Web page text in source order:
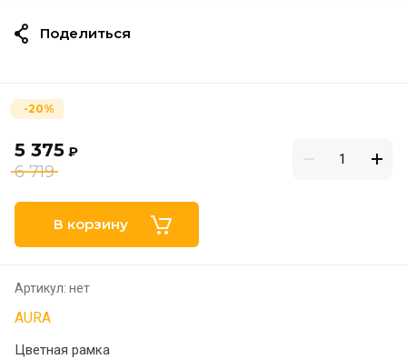
-20%
5 375 ₽
6 719
В корзину
Артикул: нет
AURA
Цветная рамка
Поделиться